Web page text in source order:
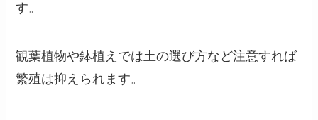
す。
観葉植物や鉢植えでは土の選び方など注意すれば
繁殖は抑えられます。